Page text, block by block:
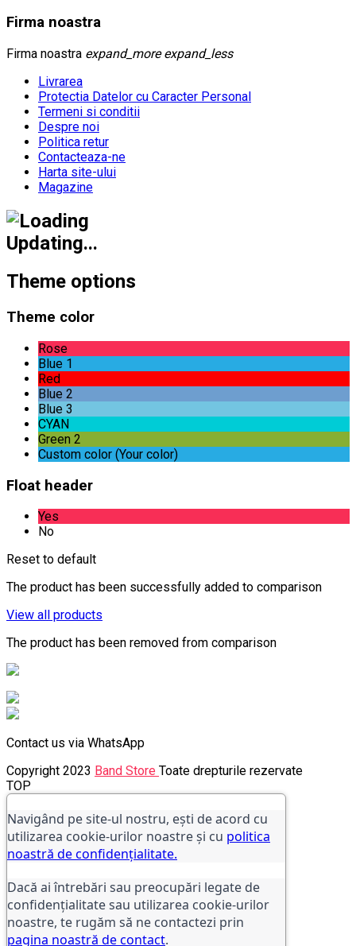
Firma noastra
Firma noastra expand_more expand_less
Livrarea
Protectia Datelor cu Caracter Personal
Termeni si conditii
Despre noi
Politica retur
Contacteaza-ne
Harta site-ului
Magazine
Updating...
Theme options
Theme color
Rose
Blue 1
Red
Blue 2
Blue 3
CYAN
Green 2
Custom color (Your color)
Float header
Yes
No
Reset to default
The product has been successfully added to comparison
View all products
The product has been removed from comparison
Contact us via WhatsApp
Copyright 2023 Band Store Toate drepturile rezervate
TOP
Navigând pe site-ul nostru, ești de acord cu
utilizarea cookie-urilor noastre și cu politica
noastră de confidențialitate.
Dacă ai întrebări sau preocupări legate de
confidențialitate sau utilizarea cookie-urilor
noastre, te rugăm să ne contactezi prin
pagina noastră de contact.